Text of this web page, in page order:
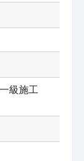
級施工